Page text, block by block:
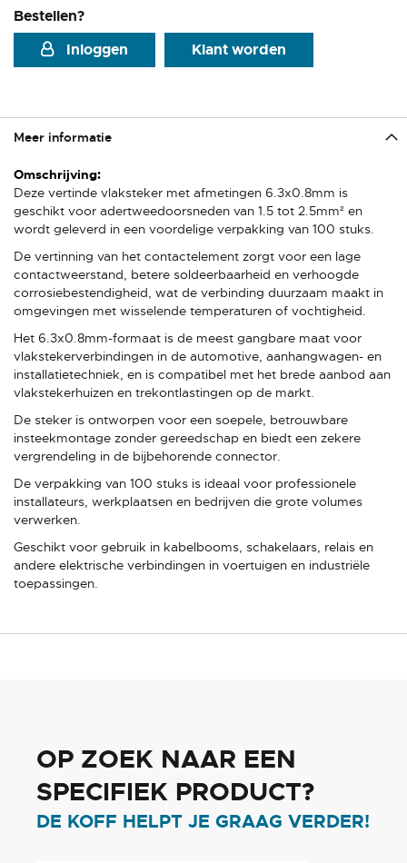
Bestellen?
Inloggen
Klant worden
Meer informatie
Meer
informatie
Deze vertinde vlaksteker met afmetingen 6.3x0.8mm is
geschikt voor adertweedoorsneden van 1.5 tot 2.5mm² en
wordt geleverd in een voordelige verpakking van 100 stuks.
De vertinning van het contactelement zorgt voor een lage
contactweerstand, betere soldeerbaarheid en verhoogde
corrosiebestendigheid, wat de verbinding duurzaam maakt in
omgevingen met wisselende temperaturen of vochtigheid.
Het 6.3x0.8mm-formaat is de meest gangbare maat voor
vlakstekerverbindingen in de automotive, aanhangwagen- en
installatietechniek, en is compatibel met het brede aanbod aan
vlakstekerhuizen en trekontlastingen op de markt.
De steker is ontworpen voor een soepele, betrouwbare
insteekmontage zonder gereedschap en biedt een zekere
vergrendeling in de bijbehorende connector.
De verpakking van 100 stuks is ideaal voor professionele
installateurs, werkplaatsen en bedrijven die grote volumes
verwerken.
Geschikt voor gebruik in kabelbooms, schakelaars, relais en
andere elektrische verbindingen in voertuigen en industriële
toepassingen.
OP ZOEK NAAR EEN
SPECIFIEK PRODUCT?
DE KOFF HELPT JE GRAAG VERDER!